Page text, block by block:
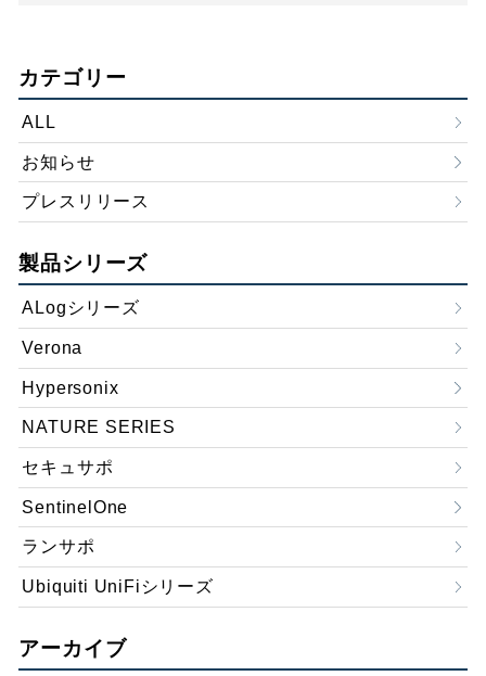
カテゴリー
ALL
お知らせ
プレスリリース
製品シリーズ
ALogシリーズ
Verona
Hypersonix
NATURE SERIES
セキュサポ
SentinelOne
ランサポ
Ubiquiti UniFiシリーズ
アーカイブ